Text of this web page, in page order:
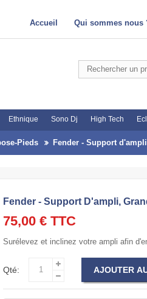
Accueil Qui sommes nous
Ethnique Sono Dj High Tech
Pieds Fender - Support
Fender - Support D'ampli,
75,00 € TTC
Surélevez et inclinez votre ampli afin
Qté: AJOUTER